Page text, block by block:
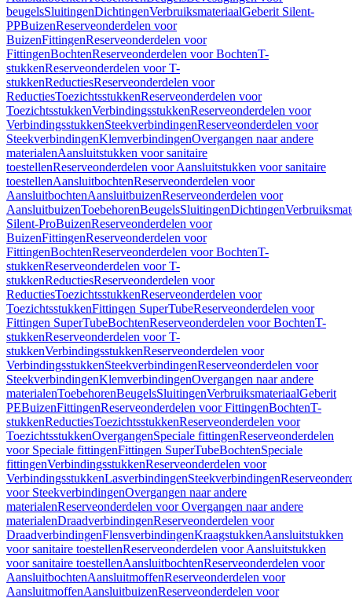
beugelsSluitingenDichtingenVerbruiksmateriaalGeberit Silent-
PPBuizenReserveonderdelen voor
BuizenFittingenReserveonderdelen voor
FittingenBochtenReserveonderdelen voor BochtenT-
stukkenReserveonderdelen voor T-
stukkenReductiesReserveonderdelen voor
ReductiesToezichtsstukkenReserveonderdelen voor
ToezichtsstukkenVerbindingsstukkenReserveonderdelen voor
VerbindingsstukkenSteekverbindingenReserveonderdelen voor
SteekverbindingenKlemverbindingenOvergangen naar andere
materialenAansluitstukken voor sanitaire
toestellenReserveonderdelen voor Aansluitstukken voor sanitaire
toestellenAansluitbochtenReserveonderdelen voor
AansluitbochtenAansluitbuizenReserveonderdelen voor
AansluitbuizenToebehorenBeugelsSluitingenDichtingen
Silent-ProBuizenReserveonderdelen voor
BuizenFittingenReserveonderdelen voor
FittingenBochtenReserveonderdelen voor BochtenT-
stukkenReserveonderdelen voor T-
stukkenReductiesReserveonderdelen voor
ReductiesToezichtsstukkenReserveonderdelen voor
ToezichtsstukkenFittingen SuperTubeReserveonderdelen voor
Fittingen SuperTubeBochtenReserveonderdelen voor BochtenT-
stukkenReserveonderdelen voor T-
stukkenVerbindingsstukkenReserveonderdelen voor
VerbindingsstukkenSteekverbindingenReserveonderdelen voor
SteekverbindingenKlemverbindingenOvergangen naar andere
materialenToebehorenBeugelsSluitingenVerbruiksmateriaalGeberit
PEBuizenFittingenReserveonderdelen voor FittingenBochtenT-
stukkenReductiesToezichtsstukkenReserveonderdelen voor
ToezichtsstukkenOvergangenSpeciale fittingenReserveonderdelen
voor Speciale fittingenFittingen SuperTubeBochtenSpeciale
fittingenVerbindingsstukkenReserveonderdelen voor
VerbindingsstukkenLasverbindingenSteekverbindingen
voor SteekverbindingenOvergangen naar andere
materialenReserveonderdelen voor Overgangen naar andere
materialenDraadverbindingenReserveonderdelen voor
DraadverbindingenFlensverbindingenKraagstukkenAansluitstukken
voor sanitaire toestellenReserveonderdelen voor Aansluitstukken
voor sanitaire toestellenAansluitbochtenReserveonderdelen voor
AansluitbochtenAansluitmoffenReserveonderdelen voor
AansluitmoffenAansluitbuizenReserveonderdelen voor